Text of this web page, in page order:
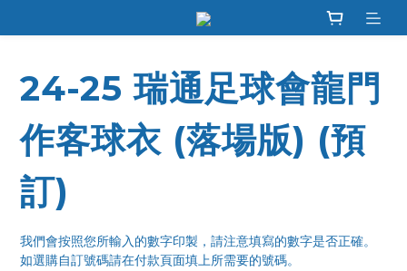
24-25 瑞通足球會龍門
作客球衣 (落場版) (預
訂)
我們會按照您所輸入的數字印製，請注意填寫的數字是否正確。
如選購自訂號碼請在付款頁面填上所需要的號碼。